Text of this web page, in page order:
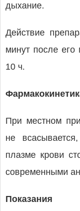
дыхание.
Действие
минут после
10 ч.
При местном
не
плазме крови
современными
Показания